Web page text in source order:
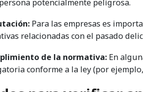
potencialmente peligrosa.
Para las empresas es
relacionadas con el pasado
de la normativa: En
conforme a la ley (por